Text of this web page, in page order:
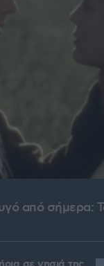
από σήμερα: